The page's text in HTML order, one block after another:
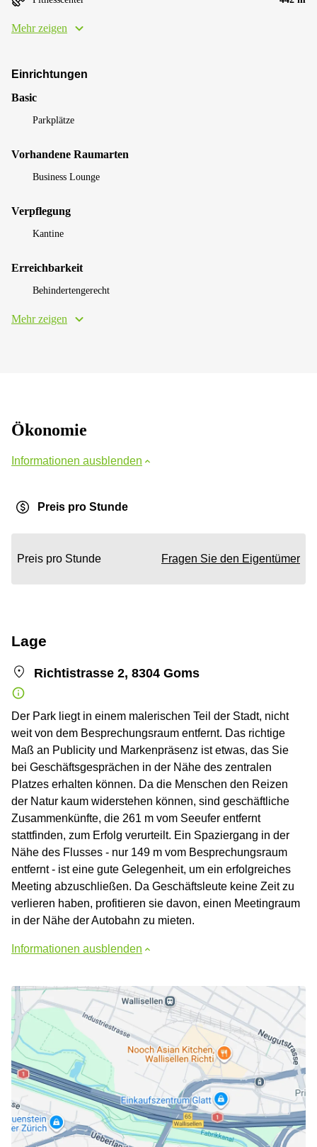
Mehr zeigen
Einrichtungen
Basic
Parkplätze
Vorhandene Raumarten
Business Lounge
Verpflegung
Kantine
Erreichbarkeit
Behindertengerecht
Mehr zeigen
Ökonomie
Informationen ausblenden
Preis pro Stunde
Preis pro Stunde Fragen Sie den Eigentümer
Lage
Richtistrasse 2, 8304 Goms
Der Park liegt in einem malerischen Teil der Stadt, nicht
weit von dem Besprechungsraum entfernt. Das richtige
Maß an Publicity und Markenpräsenz ist etwas, das Sie
bei Geschäftsgesprächen in der Nähe des zentralen
Platzes erhalten können. Da die Menschen den Reizen
der Natur kaum widerstehen können, sind geschäftliche
Zusammenkünfte, die 261 m vom Seeufer entfernt
stattfinden, zum Erfolg verurteilt. Ein Spaziergang in der
Nähe des Flusses - nur 149 m vom Besprechungsraum
entfernt - ist eine gute Gelegenheit, um ein erfolgreiches
Meeting abzuschließen. Da Geschäftsleute keine Zeit zu
verlieren haben, profitieren sie davon, einen Meetingraum
in der Nähe der Autobahn zu mieten.
Informationen ausblenden